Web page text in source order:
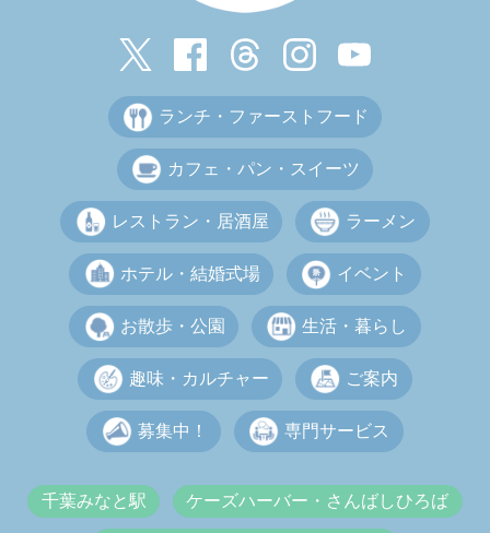
ランチ・ファーストフード
カフェ・パン・スイーツ
レストラン・居酒屋 ラーメン
ホテル・結婚式場 イベント
お散歩・公園 生活・暮らし
趣味・カルチャー ご案内
募集中！ 専門サービス
千葉みなと駅 ケーズハーバー・さんばしひろば